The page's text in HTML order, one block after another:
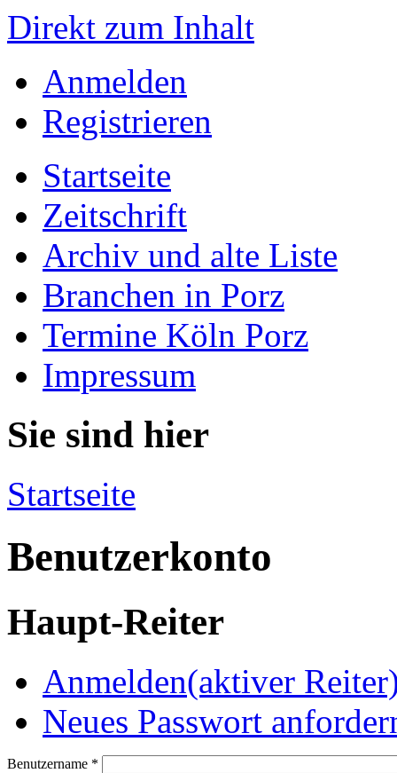
Direkt zum Inhalt
Anmelden
Registrieren
Startseite
Zeitschrift
Archiv und alte Liste
Branchen in Porz
Termine Köln Porz
Impressum
Sie sind hier
Startseite
Benutzerkonto
Haupt-Reiter
Anmelden(aktiver
Neues Passwort
Benutzername *